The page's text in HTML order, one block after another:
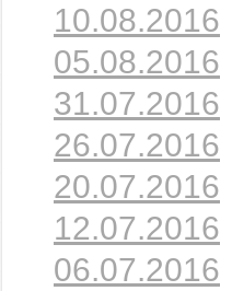
10.08.2016
05.08.2016
31.07.2016
26.07.2016
20.07.2016
12.07.2016
06.07.2016